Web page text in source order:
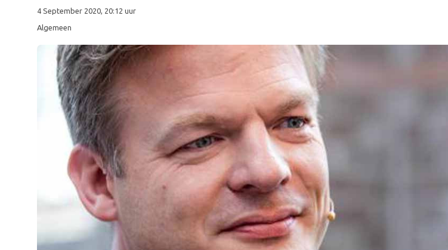
4 September 2020, 20:12 uur
Algemeen